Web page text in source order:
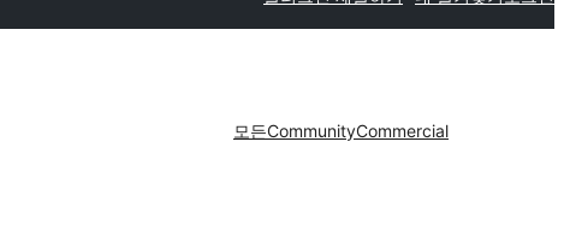
모든CommunityCommercial